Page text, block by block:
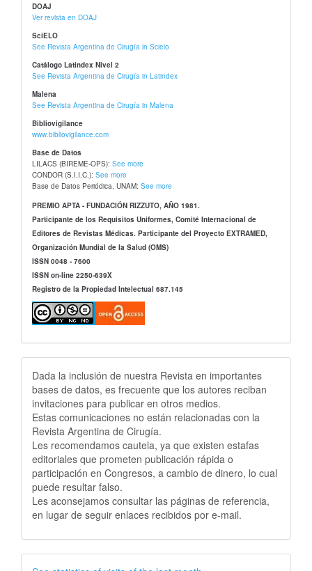
DOAJ
Ver revista en DOAJ
SciELO
See Revista Argentina de Cirugía in Scielo
Catálogo Latindex Nivel 2
See Revista Argentina de Cirugía in Latindex
Malena
See Revista Argentina de Cirugía in Malena
Bibliovigilance
www.bibliovigilance.com
Base de Datos
LILACS (BIREME-OPS): See more
CONDOR (S.I.I.C.): See more
Base de Datos Periódica, UNAM: See more
PREMIO APTA - FUNDACIÓN RIZZUTO, AÑO 1981.
Participante de los Requisitos Uniformes, Comité Internacional de
Editores de Revistas Médicas. Participante del Proyecto EXTRAMED,
Organización Mundial de la Salud (OMS)
ISSN 0048 - 7600
ISSN on-line 2250-639X
Registro de la Propiedad Intelectual 687.145
Publicidad
Dada la inclusión de nuestra Revista en importantes
bases de datos, es frecuente que los autores reciban
invitaciones para publicar en otros medios.
Estas comunicaciones no están relacionadas con la
Revista Argentina de Cirugía.
Les recomendamos cautela, ya que existen estafas
editoriales que prometen publicación rápida o
participación en Congresos, a cambio de dinero, lo cual
puede resultar falso.
Les aconsejamos consultar las páginas de referencia,
en lugar de seguir enlaces recibidos por e-mail.